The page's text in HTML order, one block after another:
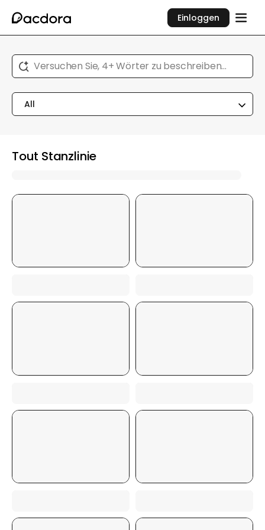
Einloggen
Versuchen Sie, 4+ Wörter zu beschreiben...
All
Tout Stanzlinie